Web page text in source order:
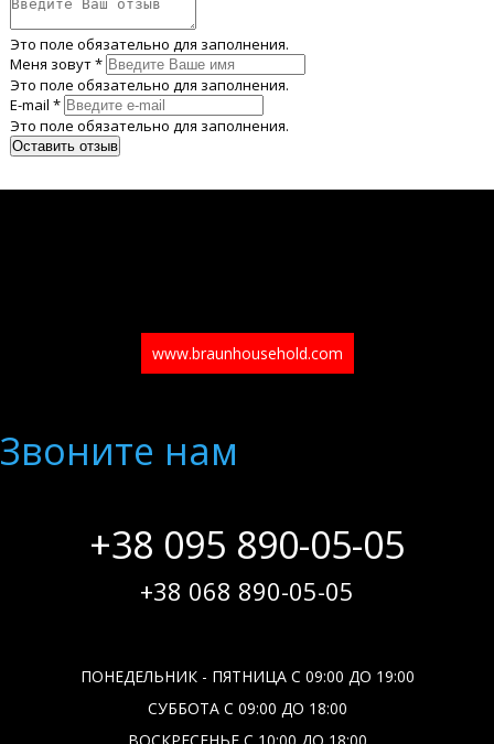
Это поле обязательно для заполнения.
Меня зовут *
Это поле обязательно для заполнения.
E-mail *
Это поле обязательно для заполнения.
www.braunhousehold.com
Звоните нам
+38 095 890-05-05
+38 068 890-05-05
ПОНЕДЕЛЬНИК - ПЯТНИЦА С 09:00 ДО 19:00
СУББОТА С 09:00 ДО 18:00